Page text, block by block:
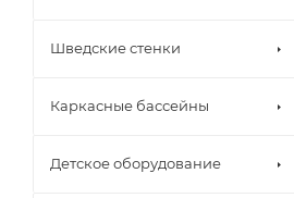
Шведские стенки
Каркасные бассейны
Детское оборудование